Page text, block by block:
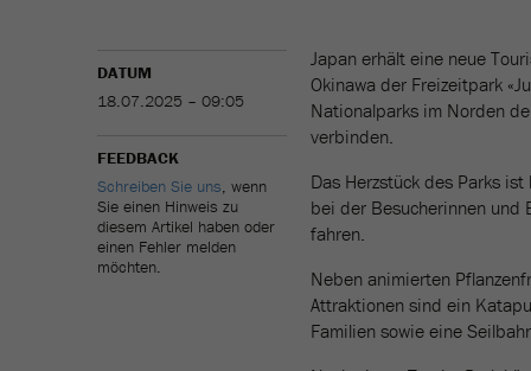
DATUM
18.07.2025 – 09:05
FEEDBACK
Schreiben Sie uns, wenn
Sie einen Hinweis zu
diesem Artikel haben oder
einen Fehler melden
möchten.
Japan erhält eine neue
Okinawa der Freizeitpark
Nationalparks im Norden
verbinden.
Das Herzstück des Parks
bei der Besucherinnen und
fahren.
Neben animierten
Attraktionen sind ein
Familien sowie eine